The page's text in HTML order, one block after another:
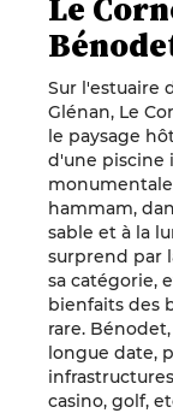
Le
Sur l'estuaire
Glénan, Le
le paysage
d'une piscine
hammam,
sable et à la
surprend par
sa catégorie,
bienfaits des
rare.
longue date,
casino, golf,